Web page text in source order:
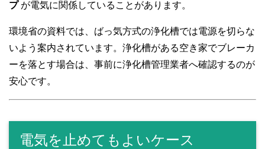
プが電気に関係していることがあります。
環境省の資料では、ばっ気方式の浄化槽では電源を切らな
いよう案内されています。浄化槽がある空き家でブレーカ
ーを落とす場合は、事前に浄化槽管理業者へ確認するのが
安心です。
電気を止めてもよいケース